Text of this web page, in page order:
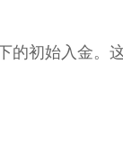
的初始入金。